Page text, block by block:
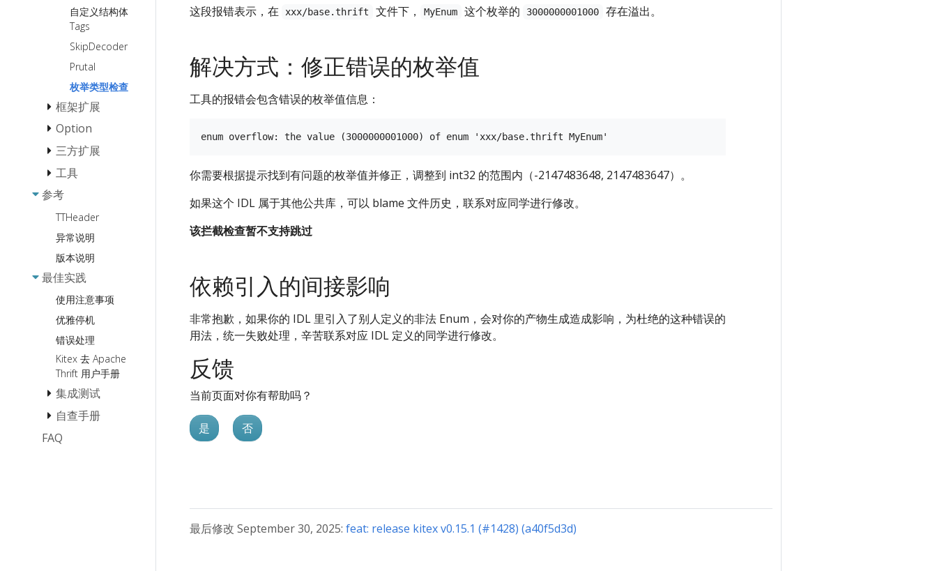
单 Server 多
Service
多 Service
生成
Goroutine-
Local-Storage
功能使用
指南
自定义结构体
Tags
SkipDecoder
Prutal
枚举类型检查
框架扩展
Middleware 扩
展
服务注册扩展
负载均衡扩展
监控扩展
编解码 (协议) 扩
展
传输模块扩展
Transport
扩展
元信息传递扩展
诊断模块扩展
Option
Client Option
Server Option
三方扩展
服务发现
Consul
Eureka
Nacos
Polaris
ServiceComb
Zookeeper
DNS
服务过滤
Etcd
Apollo
Nacos
File
Zookeeper
Consul
可观测性
工具
请求的 CLI 工具
参考
TTHeader
异常说明
版本说明
最佳实践
使用注意事项
优雅停机
错误处理
Kitex 去 Apache
Thrift 用户手册
集成测试
如何 Mock
自查手册
FAQ
这段报错表示，在 xxx/base.thrift 文件下， MyEnum 这个枚举的 3000000001000 存在溢出。
解决方式：修正错误的枚举值
工具的报错会包含错误的枚举值信息：
你需要根据提示找到有问题的枚举值并修正，调整到 int32 的范围内（-2147483648, 2147483647）。
如果这个 IDL 属于其他公共库，可以 blame 文件历史，联系对应同学进行修改。
该拦截检查暂不支持跳过
依赖引入的间接影响
非常抱歉，如果你的 IDL 里引入了别人定义的非法 Enum，会对你的产物生成造成影响，为杜绝的这种错误的
用法，统一失败处理，辛苦联系对应 IDL 定义的同学进行修改。
反馈
当前页面对你有帮助吗？
是 否
最后修改 September 30, 2025: feat: release kitex v0.15.1 (#1428) (a40f5d3d)